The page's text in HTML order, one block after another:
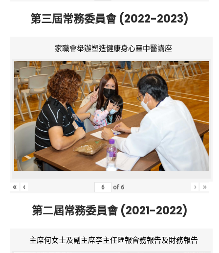
第三屆常務委員會 (2022-2023)
家職會舉辦塑造健康身心靈中醫講座
« ‹ of 6 › »
第二屆常務委員會 (2021-2022)
主席何女士及副主席李主任匯報會務報告及財務報告